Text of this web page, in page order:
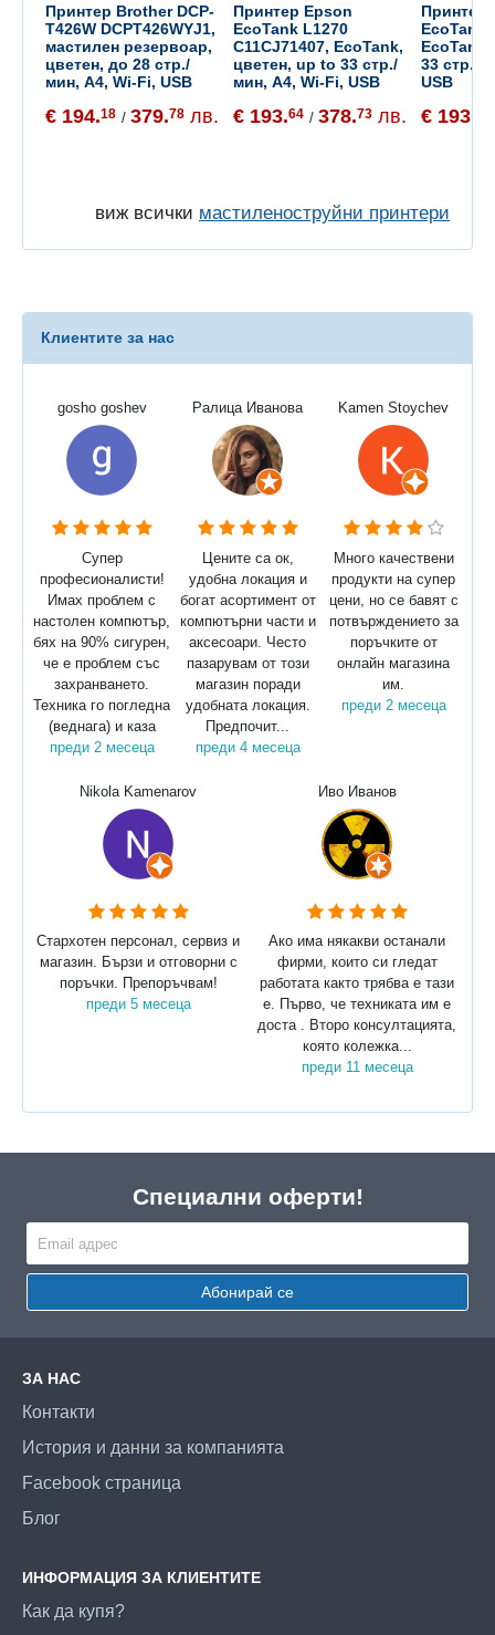
Принтер Brother DCP-
T426W DCPT426WYJ1,
мастилен резервоар,
цветен, до 28 стр./
мин, A4, Wi-Fi, USB
€ 194.18 / 379.78 лв.
Принтер Epson
EcoTank L1270
C11CJ71407, EcoTank,
цветен, up to 33 стр./
мин, A4, Wi-Fi, USB
€ 193.64 / 378.73 лв.
Принтер
EcoTank
33 стр./
USB
€ 193.
виж всички мастиленоструйни принтери
Клиентите за нас
gosho goshev
Супер
професионалисти!
Имах проблем с
настолен компютър,
бях на 90% сигурен,
че е проблем със
захранването.
Техника го погледна
(веднага) и каза
преди 2 месеца
Ралица Иванова
Цените са ок,
удобна локация и
богат асортимент от
компютърни части и
аксесоари. Често
пазарувам от този
магазин поради
удобната локация.
Предпочит...
преди 4 месеца
Kamen Stoychev
Много качествени
продукти на супер
цени, но се бавят с
потвърждението за
поръчките от
онлайн магазина
им.
преди 2 месеца
Nikola Kamenarov
Стархотен персонал, сервиз и
магазин. Бързи и отговорни с
поръчки. Препоръчвам!
преди 5 месеца
Иво Иванов
Ако има някакви останали
фирми, които си гледат
работата както трябва е тази
е. Първо, че техниката им е
доста . Второ консултацията,
която колежка...
преди 11 месеца
Специални оферти!
Абонирай се
ЗА НАС
Контакти
История и данни за компанията
Facebook страница
Блог
ИНФОРМАЦИЯ ЗА КЛИЕНТИТЕ
Как да купя?